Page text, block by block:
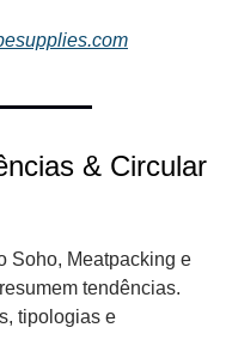
& Circular
Soho, Meatpacking e
tendências.
tipologias e